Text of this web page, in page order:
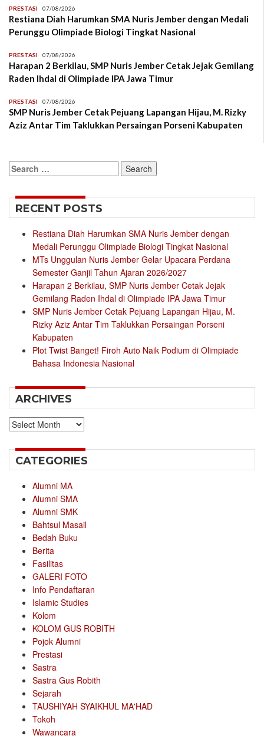
PRESTASI 07/08/2026
Restiana Diah Harumkan SMA Nuris Jember dengan Medali
Perunggu Olimpiade Biologi Tingkat Nasional
PRESTASI 07/08/2026
Harapan 2 Berkilau, SMP Nuris Jember Cetak Jejak Gemilang
Raden Ihdal di Olimpiade IPA Jawa Timur
PRESTASI 07/08/2026
SMP Nuris Jember Cetak Pejuang Lapangan Hijau, M. Rizky
Aziz Antar Tim Taklukkan Persaingan Porseni Kabupaten
Search
for:
RECENT POSTS
Restiana Diah Harumkan SMA Nuris Jember dengan
Medali Perunggu Olimpiade Biologi Tingkat Nasional
MTs Unggulan Nuris Jember Gelar Upacara Perdana
Semester Ganjil Tahun Ajaran 2026/2027
Harapan 2 Berkilau, SMP Nuris Jember Cetak Jejak
Gemilang Raden Ihdal di Olimpiade IPA Jawa Timur
SMP Nuris Jember Cetak Pejuang Lapangan Hijau, M.
Rizky Aziz Antar Tim Taklukkan Persaingan Porseni
Kabupaten
Plot Twist Banget! Firoh Auto Naik Podium di Olimpiade
Bahasa Indonesia Nasional
ARCHIVES
Archives
CATEGORIES
Alumni MA
Alumni SMA
Alumni SMK
Bahtsul Masail
Bedah Buku
Berita
Fasilitas
GALERI FOTO
Info Pendaftaran
Islamic Studies
Kolom
KOLOM GUS ROBITH
Pojok Alumni
Prestasi
Sastra
Sastra Gus Robith
Sejarah
TAUSHIYAH SYAIKHUL MA'HAD
Tokoh
Wawancara